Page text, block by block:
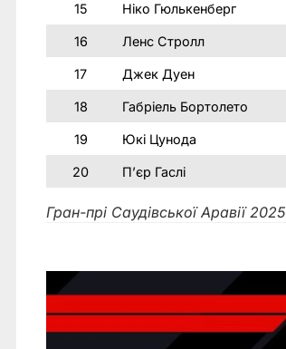
15 Ніко Гюлькенберг
16 Ленс Стролл
17 Джек Дуен
18 Габріель Бортолето
19 Юкі Цунода
20 П’єр Гаслі
Гран-прі Саудівської Аравії 2025